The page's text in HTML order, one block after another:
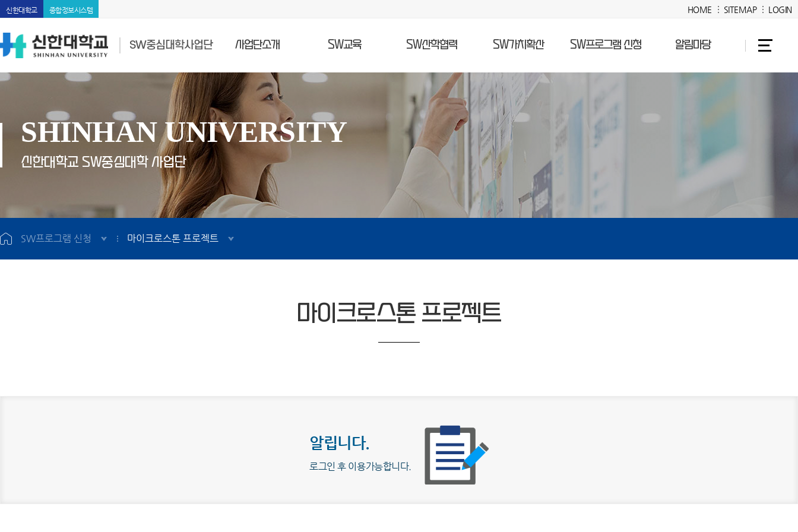
신한대학교 종합정보시스템 HOME SITEMAP LOGIN
SW중심대학사업단 사업단소개 SW교육 SW산학협력 SW가치확산 SW프로그램 신청 알림마당
SHINHAN UNIVERSITY
신한대학교 SW중심대학 사업단
SW프로그램 신청 마이크로스톤 프로젝트
마이크로스톤 프로젝트
알립니다.
로그인 후 이용가능합니다.